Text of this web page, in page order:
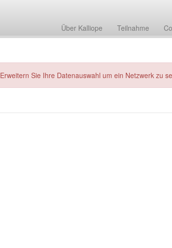
Über Kalliope Teilnahme
Erweitern Sie Ihre Datenauswahl um ein Netzwerk zu